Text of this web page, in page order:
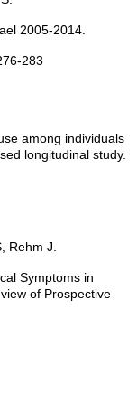
2005-2014.
283
among individuals
longitudinal study.
Rehm J.
Symptoms in
of Prospective